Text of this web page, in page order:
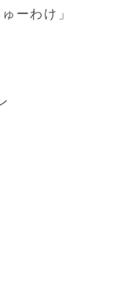
ーわけ」